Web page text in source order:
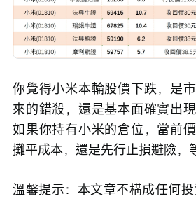
你覺得小米本輪股價下跌，是
來的錯殺，還是基本面確實出
如果你持有小米的倉位，當前
攤平成本，還是先行止損避險，
溫馨提示：本文章不構成任何